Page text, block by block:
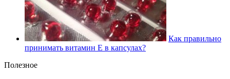
Как правильно
принимать витамин Е в капсулах?
Полезное